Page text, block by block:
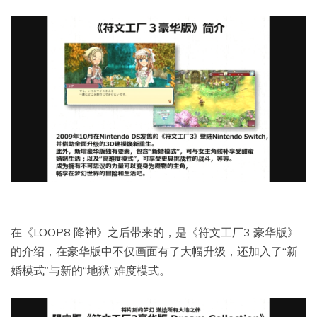
在《LOOP8 降神》之后带来的，是《符文工厂3 豪华版》
的介绍，在豪华版中不仅画面有了大幅升级，还加入了“新
婚模式”与新的“地狱”难度模式。